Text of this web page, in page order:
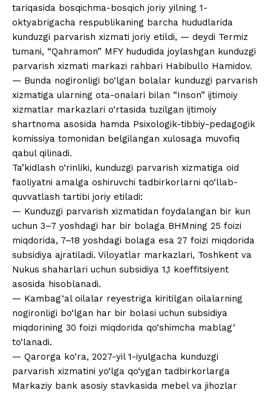
tariqasida bosqichma-bosqich joriy yilning 1-
oktyabrigacha respublikaning barcha hududlarida
kunduzgi parvarish xizmati joriy etildi, — deydi Termiz
tumani, “Qahramon” MFY hududida joylashgan kunduzgi
parvarish xizmati markazi rahbari Habibullo Hamidov.
— Bunda nogironligi bo‘lgan bolalar kunduzgi parvarish
xizmatiga ularning ota-onalari bilan “Inson” ijtimoiy
xizmatlar markazlari o‘rtasida tuzilgan ijtimoiy
shartnoma asosida hamda Psixologik-tibbiy-pedagogik
komissiya tomonidan belgilangan xulosaga muvofiq
qabul qilinadi.
Ta’kidlash o‘rinliki, kunduzgi parvarish xizmatiga oid
faoliyatni amalga oshiruvchi tadbirkorlarni qo‘llab-
quvvatlash tartibi joriy etiladi:
— Kunduzgi parvarish xizmatidan foydalangan bir kun
uchun 3–7 yoshdagi har bir bolaga BHMning 25 foizi
miqdorida, 7–18 yoshdagi bolaga esa 27 foizi miqdorida
subsidiya ajratiladi. Viloyatlar markazlari, Toshkent va
Nukus shaharlari uchun subsidiya 1,1 koeffitsiyent
asosida hisoblanadi.
— Kambag‘al oilalar reyestriga kiritilgan oilalarning
nogironligi bo‘lgan har bir bolasi uchun subsidiya
miqdorining 30 foizi miqdorida qo‘shimcha mablag‘
to‘lanadi.
— Qarorga ko‘ra, 2027-yil 1-iyulgacha kunduzgi
parvarish xizmatini yo‘lga qo‘ygan tadbirkorlarga
Markaziy bank asosiy stavkasida mebel va jihozlar